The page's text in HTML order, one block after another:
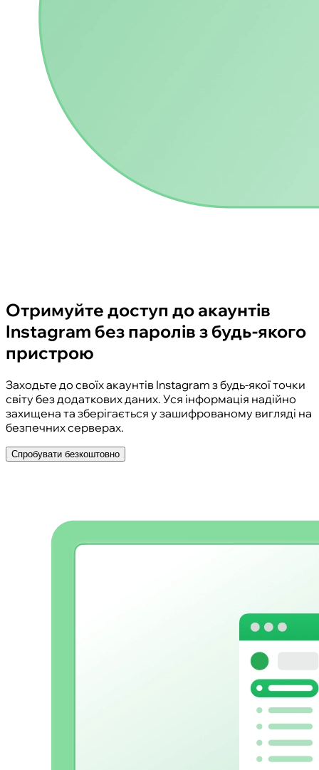
Отримуйте доступ до акаунтів
Instagram без паролів з будь-якого
пристрою
Заходьте до своїх акаунтів Instagram з будь-якої точки
світу без додаткових даних. Уся інформація надійно
захищена та зберігається у зашифрованому вигляді на
безпечних серверах.
Спробувати безкоштовно